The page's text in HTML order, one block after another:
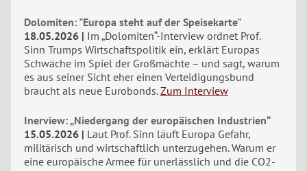
Dolomiten: "Europa steht auf der Speisekarte"
18.05.2026
Im „Dolomiten“-Interview ordnet Prof.
Sinn Trumps Wirtschaftspolitik ein, erklärt Europas
Schwäche im Spiel der Großmächte – und sagt, warum
es aus seiner Sicht eher einen Verteidigungsbund
braucht als neue Eurobonds. Zum Interview
Inerview: „Niedergang der europäischen Industrien“
15.05.2026
Laut Prof. Sinn läuft Europa Gefahr,
militärisch und wirtschaftlich unterzugehen. Warum er
eine europäische Armee für unerlässlich und die CO2-